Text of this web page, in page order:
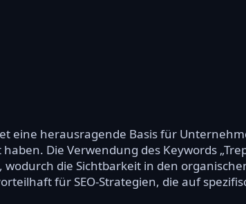
eine herausragende Basis für
Die Verwendung des Keywords
wodurch die Sichtbarkeit in den
für SEO-Strategien, die auf